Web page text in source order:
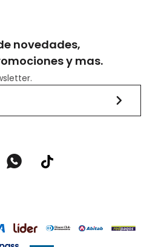
novedades,
y mas.
